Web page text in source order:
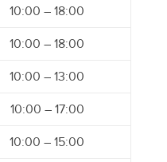
10:00 – 18:00
10:00 – 18:00
10:00 – 13:00
10:00 – 17:00
10:00 – 15:00